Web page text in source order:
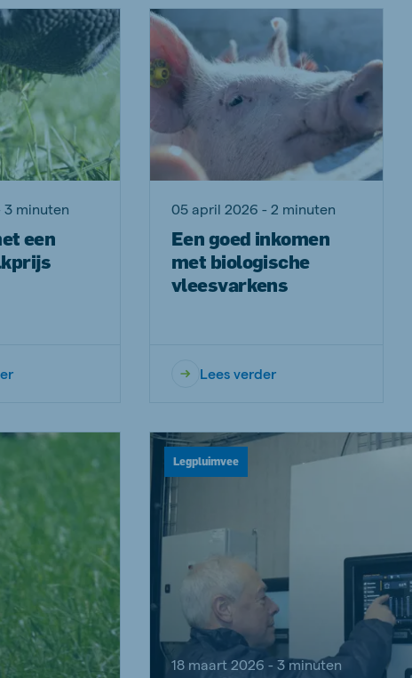
3 minuten
een
05 april 2026 - 2 minuten
Een goed inkomen
met biologische
vleesvarkens
Lees verder
Legpluimvee
18 maart 2026 - 3 minuten